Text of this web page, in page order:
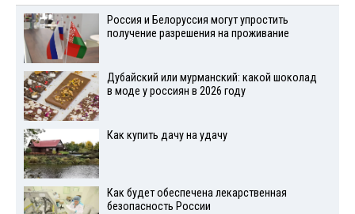
Россия и Белоруссия могут упростить
получение разрешения на проживание
Дубайский или мурманский: какой шоколад
в моде у россиян в 2026 году
Как купить дачу на удачу
Как будет обеспечена лекарственная
безопасность России